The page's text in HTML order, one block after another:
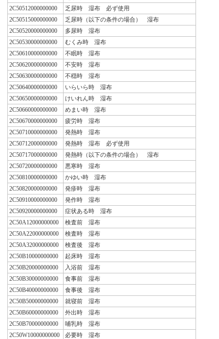
2C50512000000000
乏尿時 湿布 必ず使用
2C50515000000000
乏尿時（以下の条件の場合） 湿布
2C50520000000000
多尿時 湿布
2C50530000000000
むくみ時 湿布
2C50610000000000
不眠時 湿布
2C50620000000000
不安時 湿布
2C50630000000000
不穏時 湿布
2C50640000000000
いらいら時 湿布
2C50650000000000
けいれん時 湿布
2C50660000000000
めまい時 湿布
2C50670000000000
疲労時 湿布
2C50710000000000
発熱時 湿布
2C50712000000000
発熱時 湿布 必ず使用
2C50717000000000
発熱時（以下の条件の場合） 湿布
2C50720000000000
悪寒時 湿布
2C50810000000000
かゆい時 湿布
2C50820000000000
発疹時 湿布
2C50910000000000
発作時 湿布
2C50920000000000
症状ある時 湿布
2C50A12000000000
検査前 湿布
2C50A22000000000
検査時 湿布
2C50A32000000000
検査後 湿布
2C50B10000000000
起床時 湿布
2C50B20000000000
入浴前 湿布
2C50B30000000000
食事前 湿布
2C50B40000000000
食事後 湿布
2C50B50000000000
就寝前 湿布
2C50B60000000000
外出時 湿布
2C50B70000000000
哺乳時 湿布
2C50W10000000000
必要時 湿布